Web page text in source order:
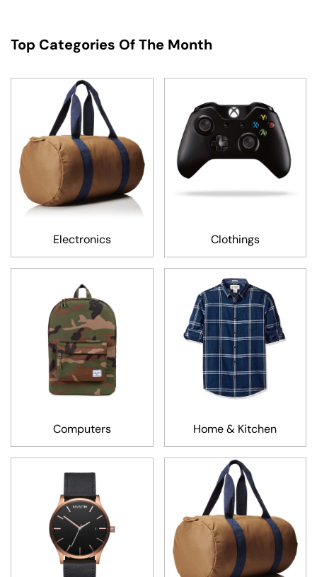
Top Categories Of The Month
Electronics
Computers
Clothings
Home & Kitchen